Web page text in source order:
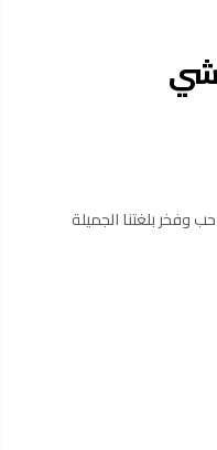
وفخر بلغتنا الجميلة